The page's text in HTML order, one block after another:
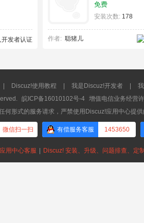
免费
安装次数: 178
作者: 聪猪儿
Discuz!使用教程 我是Discuz!开发者
皖ICP备16010102号-4
增值电信业务经营
何形式的服务请求，严禁使用Discuz!应用中心提
微信扫一扫 有偿服务客服 1453650
用中心客服 Discuz! 安装、升级、问题排查、定